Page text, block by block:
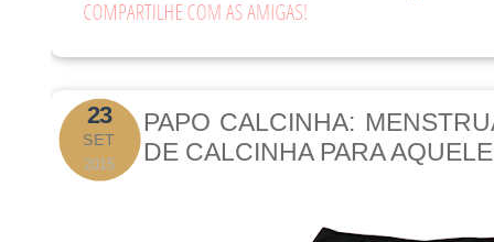
23
SET
2015
PAPO CALCINHA:
DE CALCINHA PARA